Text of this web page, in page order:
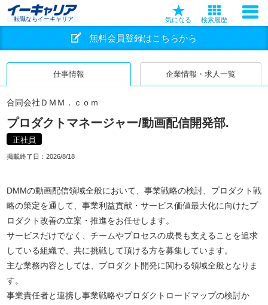
転職ならイーキャリア 気になる 検索履歴
無料会員登録はこちらから
仕事情報 企業情報・求人一覧
合同会社ＤＭＭ．ｃｏｍ
プロダクトマネージャー/動画配信開発部.
正社員
掲載終了日： 2026/8/18
DMMの動画配信領域全般において、事業戦略の検討、プロダクト戦
略の策定を通して、事業利益貢献・サービス価値最大化に向けたプ
ロダクト改善の立案・推進をお任せします。
サービスだけでなく、チームやプロセスの成長も支えることを追求
している組織で、共に挑戦して頂ける方を募集しています。
主な業務内容としては、プロダクト開発に関わる領域全般となりま
す。
事業責任者と連携し事業戦略やプロダクトロードマップの検討か